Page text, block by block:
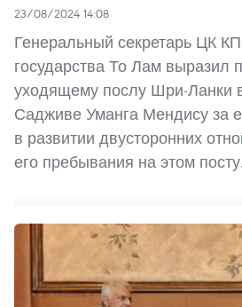
23/08/2024 14:08
Генеральный секретарь ЦК
государства То Лам выразил
уходящему послу Шри-Ланки
Садживе Уманга Мендису за
в развитии двусторонних
его пребывания на этом посту.